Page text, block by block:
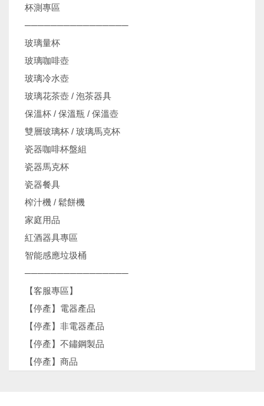
杯測專區
────────────────
玻璃量杯
玻璃咖啡壺
玻璃冷水壺
玻璃花茶壺 / 泡茶器具
保溫杯 / 保溫瓶 / 保溫壺
雙層玻璃杯 / 玻璃馬克杯
瓷器咖啡杯盤組
瓷器馬克杯
瓷器餐具
榨汁機 / 鬆餅機
家庭用品
紅酒器具專區
智能感應垃圾桶
────────────────
【客服專區】
【停產】電器產品
【停產】非電器產品
【停產】不鏽鋼製品
【停產】商品